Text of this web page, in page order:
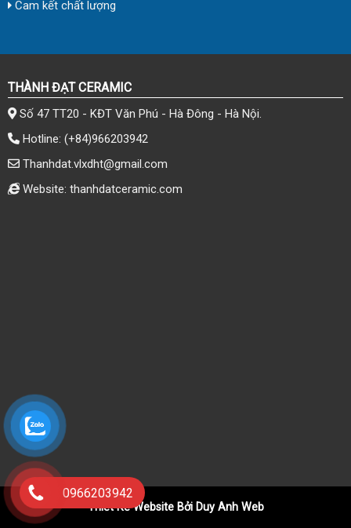
Cam kết chất lượng
THÀNH ĐẠT CERAMIC
Số 47 TT20 - KĐT Văn Phú - Hà Đông - Hà Nội.
Hotline: (+84)966203942
Thanhdat.vlxdht@gmail.com
Website: thanhdatceramic.com
0966203942
Thiết Kế Website Bởi Duy Anh Web